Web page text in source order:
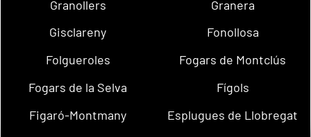
Granollers
Granera
Gisclareny
Fonollosa
Folgueroles
Fogars de Montclús
Fogars de la Selva
Fígols
Figaró-Montmany
Esplugues de Llobregat